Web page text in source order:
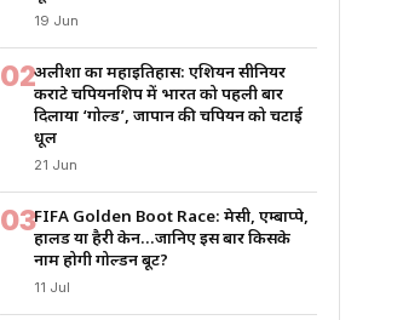
19 Jun
02अलीशा का महाइतिहास: एशियन सीनियर
कराटे चैंपियनशिप में भारत को पहली बार
दिलाया ‘गोल्ड’, जापान की चैंपियन को चटाई
धूल
21 Jun
03FIFA Golden Boot Race: मेसी, एम्बाप्पे,
हालैंड या हैरी केन…जानिए इस बार किसके
नाम होगी गोल्डन बूट?
11 Jul